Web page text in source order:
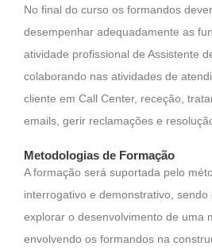
No final do curso os formandos
desempenhar adequadamente as
atividade profissional de Assistente
colaborando nas atividades de
cliente em Call Center, receção,
emails, gerir reclamações e
Metodologias de Formação
A formação será suportada pelo
interrogativo e demonstrativo, sendo
explorar o desenvolvimento de uma
envolvendo os formandos na